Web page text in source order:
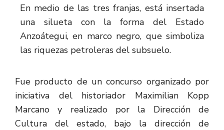
En medio de las tres franjas, está insertada
una silueta con la forma del Estado
Anzoátegui, en marco negro, que simboliza
las riquezas petroleras del subsuelo.
Fue producto de un concurso organizado por
iniciativa del historiador Maximilian Kopp
Marcano y realizado por la Dirección de
Cultura del estado, bajo la dirección de